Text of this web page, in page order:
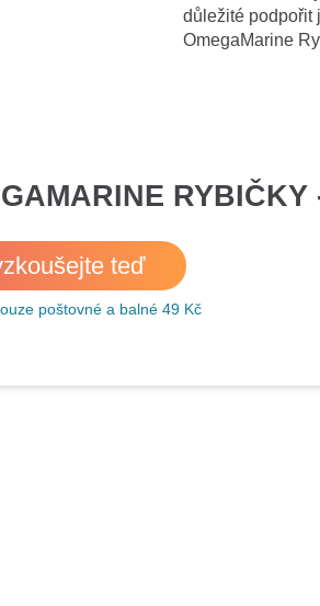
důležité podpořit
OmegaMarine
RYBIČKY
teď
poštovné a balné 49 Kč